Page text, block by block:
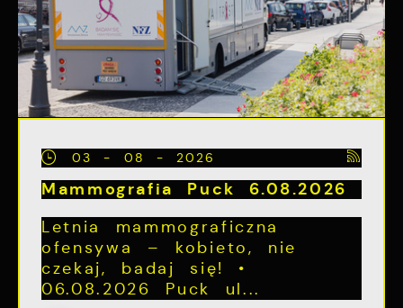
03 - 08 - 2026
Mammografia Puck 6.08.2026
Letnia mammograficzna
ofensywa – kobieto, nie
czekaj, badaj się! •
06.08.2026 Puck ul...